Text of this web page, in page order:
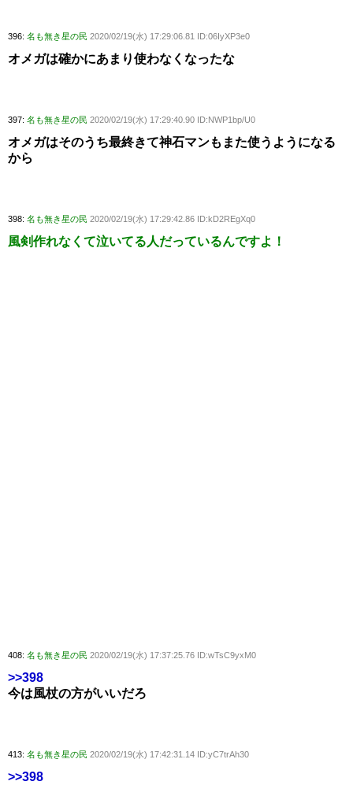
396: 名も無き星の民 2020/02/19(水) 17:29:06.81 ID:06IyXP3e0
オメガは確かにあまり使わなくなったな
397: 名も無き星の民 2020/02/19(水) 17:29:40.90 ID:NWP1bp/U0
オメガはそのうち最終きて神石マンもまた使うようになる
から
398: 名も無き星の民 2020/02/19(水) 17:29:42.86 ID:kD2REgXq0
風剣作れなくて泣いてる人だっているんですよ！
408: 名も無き星の民 2020/02/19(水) 17:37:25.76 ID:wTsC9yxM0
>>398
今は風杖の方がいいだろ
413: 名も無き星の民 2020/02/19(水) 17:42:31.14 ID:yC7trAh30
>>398